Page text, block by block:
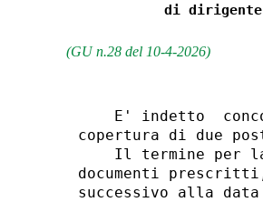
di
(GU n.28 del 10-4-2026)
E' indetto
copertura di due
Il termine per
documenti
successivo alla